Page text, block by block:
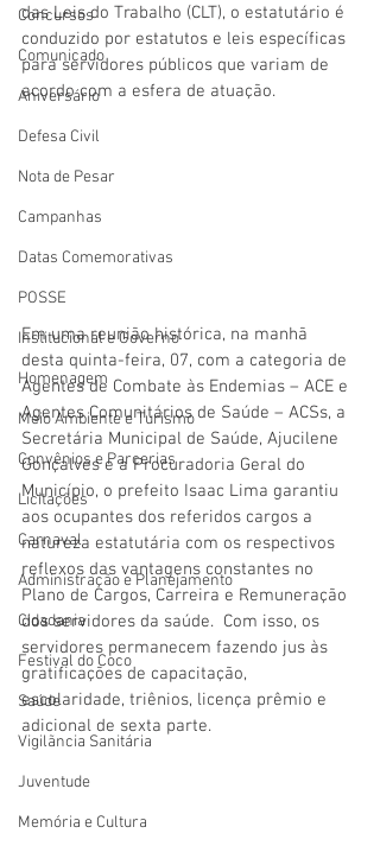
Concursos
Comunicado
Aniversário
Defesa Civil
Nota de Pesar
Campanhas
Datas Comemorativas
POSSE
Institucional e Governo
Homenagem
Meio Ambiente e Turismo
Convênios e Parcerias
Licitações
Carnaval
Administração e Planejamento
Cidadania
Festival do Coco
Saúde
Vigilãncia Sanitária
Juventude
Memória e Cultura
das Leis do Trabalho (CLT), o estatutário é
conduzido por estatutos e leis específicas
para servidores públicos que variam de
acordo com a esfera de atuação.
Em uma reunião histórica, na manhã
desta quinta-feira, 07, com a categoria de
Agentes de Combate às Endemias – ACE e
Agentes Comunitários de Saúde – ACSs, a
Secretária Municipal de Saúde, Ajucilene
Gonçalves e a Procuradoria Geral do
Município, o prefeito Isaac Lima garantiu
aos ocupantes dos referidos cargos a
natureza estatutária com os respectivos
reflexos das vantagens constantes no
Plano de Cargos, Carreira e Remuneração
dos servidores da saúde.  Com isso, os
servidores permanecem fazendo jus às
gratificações de capacitação,
escolaridade, triênios, licença prêmio e
adicional de sexta parte.